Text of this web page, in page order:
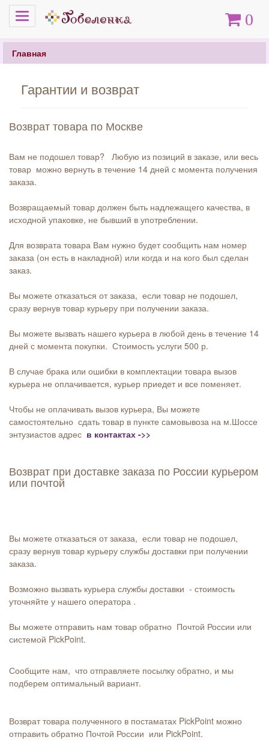
Меню Корзина
0
Главная
Гарантии и возврат
Возврат товара по Москве
Вам не подошел товар? Любую из позиций в заказе, или весь
товар можно вернуть в течение 14 дней с момента получения
заказа.
Возвращаемый товар должен быть надлежащего качества, в
исходной упаковке, не бывший в употреблении.
Для возврата товара Вам нужно будет сообщить нам номер
заказа (он есть в накладной) или когда и на кого был сделан
заказ.
Вы можете отказаться от заказа, если товар не подошел,
сразу вернув товар курьеру при получении заказа.
Вы можете вызвать нашего курьера в любой день в течение 14
дней с момента покупки. Стоимость услуги 500 р.
В случае брака или ошибки в комплектации товара вызов
курьера не оплачивается, курьер приедет и все поменяет.
Чтобы не оплачивать вызов курьера, Вы можете
самостоятельно сдать товар в пункте самовывоза на м.Шоссе
энтузиастов адрес в контактах ->>
Возврат при доставке заказа по России курьером
или почтой
Вы можете отказаться от заказа, если товар не подошел,
сразу вернув товар курьеру службы доставки при получении
заказа.
Возможно вызвать курьера службы доставки - стоимость
уточняйте у нашего оператора .
Вы можете отправить нам товар обратно Почтой России или
системой PickPoint.
Сообщите нам, что отправляете посылку обратно, и мы
подберем оптимальный вариант.
Возврат товара полученного в постаматах PickPoint можно
отправить обратно Почтой России или PickPoint.